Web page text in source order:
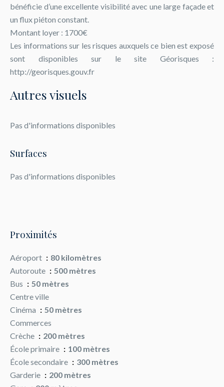
bénéficie d’une excellente visibilité avec une large façade et
un flux piéton constant.
Montant loyer : 1700€
Les informations sur les risques auxquels ce bien est exposé
sont disponibles sur le site Géorisques :
http://georisques.gouv.fr
Autres visuels
Pas d'informations disponibles
Surfaces
Pas d'informations disponibles
Proximités
Aéroport
80 kilomètres
Autoroute
500 mètres
Bus
50 mètres
Centre ville
Cinéma
50 mètres
Commerces
Crèche
200 mètres
École primaire
100 mètres
École secondaire
300 mètres
Garderie
200 mètres